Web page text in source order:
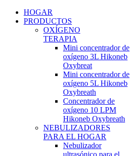
HOGAR
PRODUCTOS
OXÍGENO
TERAPIA
Mini concentrador de
oxígeno 3L Hikoneb
Oxybreat
Mini concentrador de
oxígeno 5L Hikoneb
Oxybreath
Concentrador de
oxígeno 10 LPM
Hikoneb Oxybreath
NEBULIZADORES
PARA EL HOGAR
Nebulizador
ultrasónico para el